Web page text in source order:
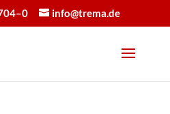
info@trema.de